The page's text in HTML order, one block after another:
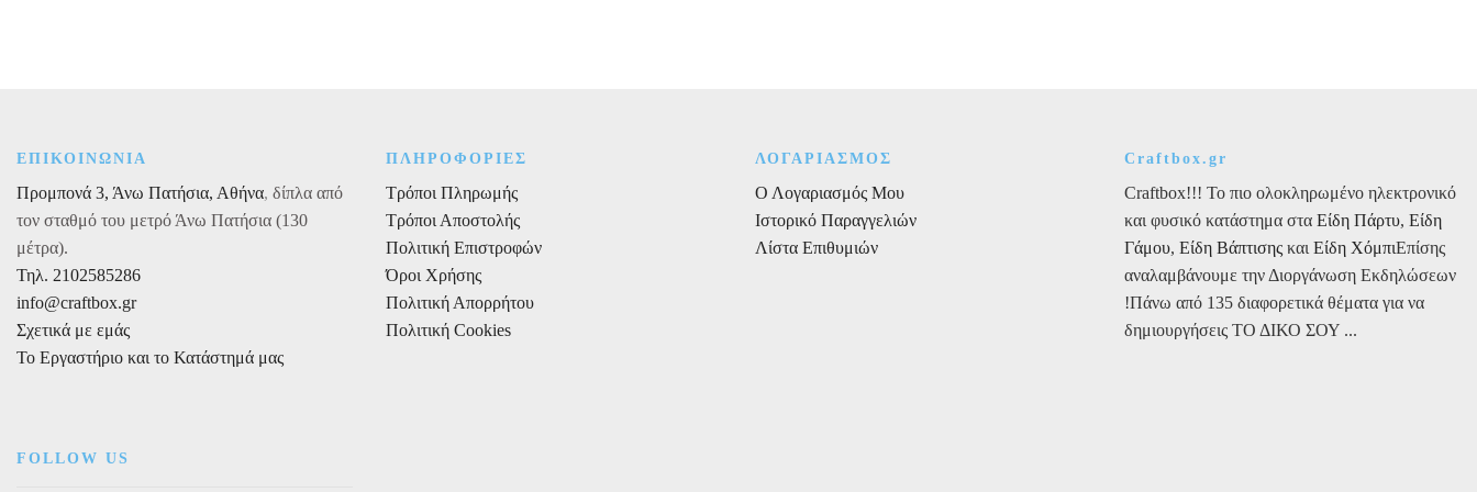
ΕΠΙΚΟΙΝΩΝΙΑ
Προμπονά 3, Άνω Πατήσια, Αθήνα, δίπλα από
τον σταθμό του μετρό Άνω Πατήσια (130
μέτρα).
Τηλ. 2102585286
info@craftbox.gr
Σχετικά με εμάς
Το Εργαστήριο και το Κατάστημά μας
FOLLOW US
ΠΛΗΡΟΦΟΡΙΕΣ
Τρόποι Πληρωμής
Τρόποι Αποστολής
Πολιτική Επιστροφών
Όροι Χρήσης
Πολιτική Απορρήτου
Πολιτική Cookies
ΛΟΓΑΡΙΑΣΜΟΣ
Ο Λογαριασμός Μου
Ιστορικό Παραγγελιών
Λίστα Επιθυμιών
Craftbox.gr
Craftbox!!! Το πιο ολοκληρωμένο ηλεκτρονικό
και φυσικό κατάστημα στα Είδη Πάρτυ, Είδη
Γάμου, Είδη Βάπτισης και Είδη ΧόμπιΕπίσης
αναλαμβάνουμε την Διοργάνωση Εκδηλώσεων
!Πάνω από 135 διαφορετικά θέματα για να
δημιουργήσεις ΤΟ ΔΙΚΟ ΣΟΥ ...